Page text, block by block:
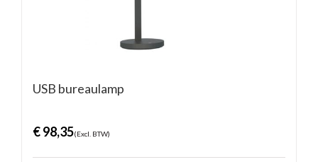
USB bureaulamp
€98,35(Excl. BTW)